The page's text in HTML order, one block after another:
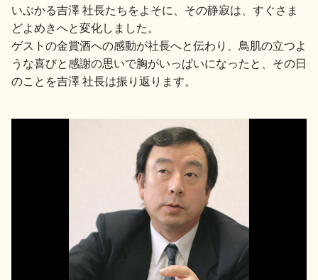
いぶかる吉澤 社長たちをよそに、その静寂は、すぐさま
どよめきへと変化しました。
ゲストの金賞酒への感動が社長へと伝わり、鳥肌の立つよ
うな喜びと感謝の思いで胸がいっぱいになったと、その日
のことを吉澤 社長は振り返ります。